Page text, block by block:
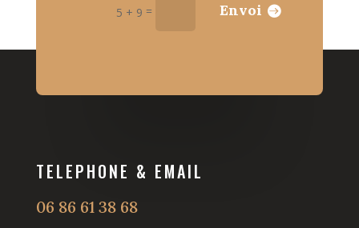
5 + 9 = Envoi
TELEPHONE & EMAIL
06 86 61 38 68